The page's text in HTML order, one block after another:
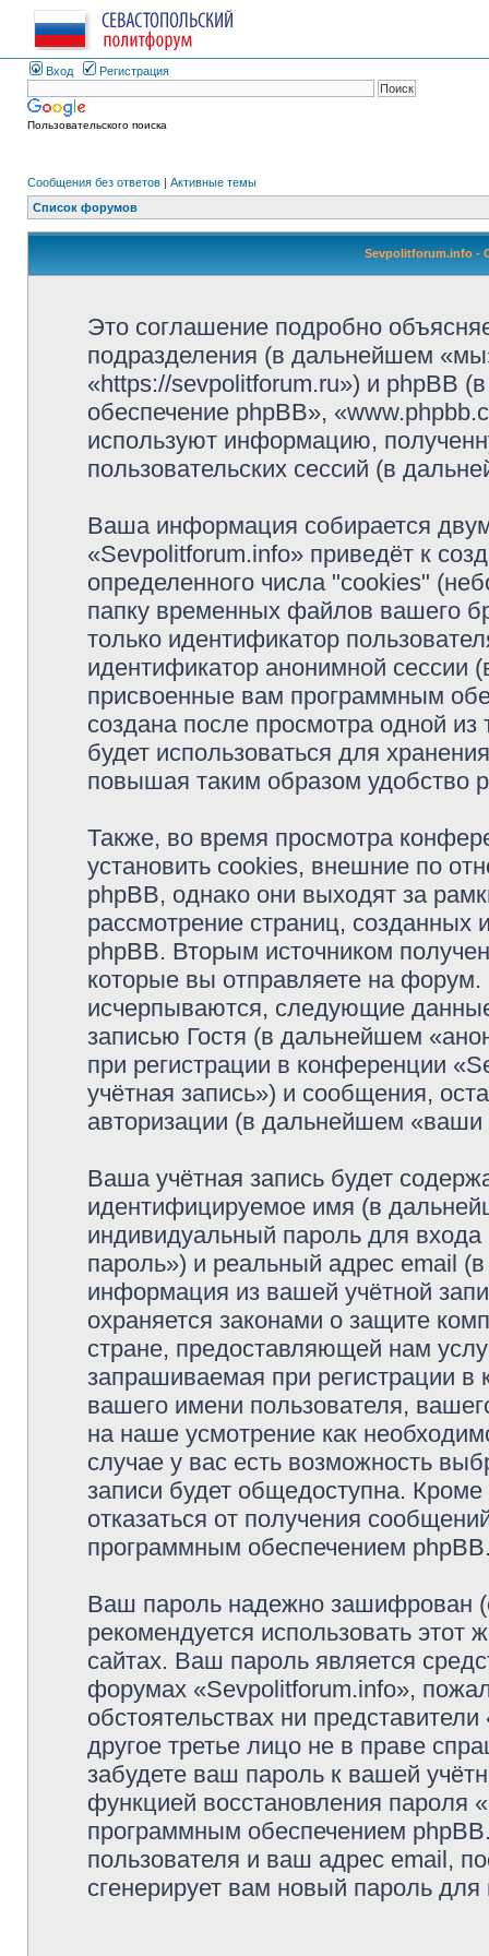
Вход Регистрация
Пользовательского поиска
Сообщения без ответов | Активные темы
Список форумов
Sevpolitforum.info -
Это соглашение подробно
подразделения (в дальнейшем
«https://sevpolitforum.ru») и phpBB
обеспечение phpBB»,
используют информацию,
пользовательских сессий (в
Ваша информация собирается
«Sevpolitforum.info» приведёт к
определенного числа "cookies"
папку временных файлов вашего
только идентификатор
идентификатор анонимной сессии
присвоенные вам программным
создана после просмотра одной
будет использоваться для
повышая таким образом удобство
Также, во время просмотра
установить cookies, внешние по
phpBB, однако они выходят за
рассмотрение страниц,
phpBB. Вторым источником
которые вы отправляете на
исчерпываются, следующие
записью Гостя (в дальнейшем
при регистрации в конференции
учётная запись») и сообщения,
авторизации (в дальнейшем
Ваша учётная запись будет
идентифицируемое имя (в
индивидуальный пароль для
пароль») и реальный адрес email
информация из вашей учётной
охраняется законами о защите
стране, предоставляющей нам
запрашиваемая при регистрации
вашего имени пользователя,
на наше усмотрение как
случае у вас есть возможность
записи будет общедоступна. Кроме
отказаться от получения
программным обеспечением
Ваш пароль надежно зашифрован
рекомендуется использовать этот
сайтах. Ваш пароль является
форумах «Sevpolitforum.info»,
обстоятельствах ни
другое третье лицо не в праве
забудете ваш пароль к вашей
функцией восстановления пароля
программным обеспечением
пользователя и ваш адрес email,
сгенерирует вам новый пароль